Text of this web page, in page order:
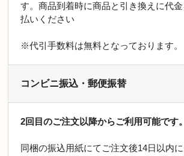
す。商品到着時に商品と引き換えに代
払いください
※代引手数料は無料となっております。
コンビニ振込・郵便振替
2回目のご注文以降からご利用可能です。
同梱の振込用紙にてご注文後14日以内